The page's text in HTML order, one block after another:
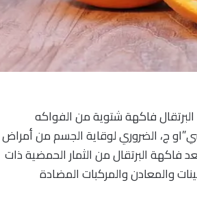
البرتقال فاكهة شتوية من الفواكه
ج، الضروري لوقاية الجسم من أمراض
فاكهة البرتقال من الثمار الحمضية ذات
والمعادن والمركبات المضادة